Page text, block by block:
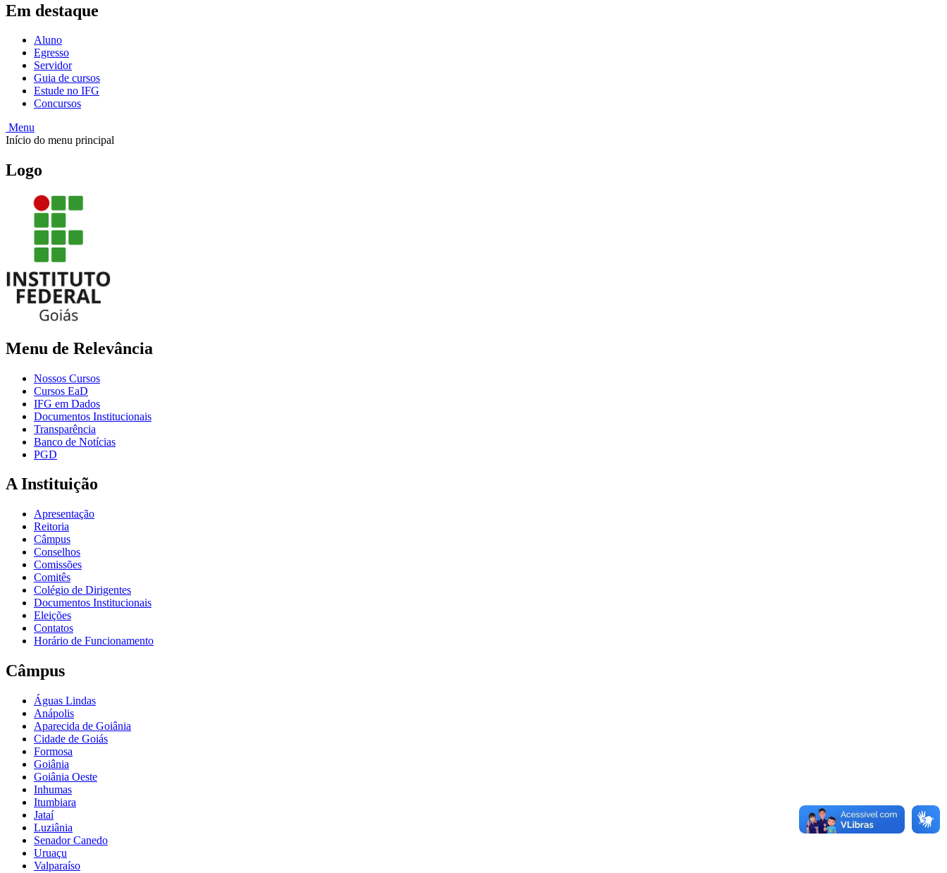
Em destaque
Aluno
Egresso
Servidor
Guia de cursos
Estude no IFG
Concursos
Menu
Início do menu principal
Logo
Menu de Relevância
Nossos Cursos
Cursos EaD
IFG em Dados
Documentos Institucionais
Transparência
Banco de Notícias
PGD
A Instituição
Apresentação
Reitoria
Câmpus
Conselhos
Comissões
Comitês
Colégio de Dirigentes
Documentos Institucionais
Eleições
Contatos
Horário de Funcionamento
Câmpus
Águas Lindas
Anápolis
Aparecida de Goiânia
Cidade de Goiás
Formosa
Goiânia
Goiânia Oeste
Inhumas
Itumbiara
Jataí
Luziânia
Senador Canedo
Uruaçu
Valparaíso